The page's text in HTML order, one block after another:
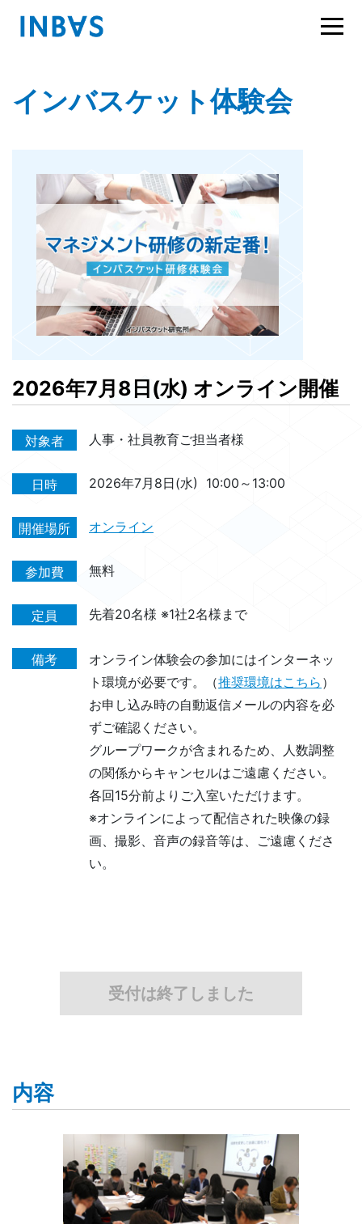
インバスケット体験会
2026年7月8日(水) オンライン開催
対象者 人事・社員教育ご担当者様
日時 2026年7月8日(水) 10:00～13:00
開催場所 オンライン
参加費 無料
定員 先着20名様 ※1社2名様まで
備考
オンライン体験会の参加にはインターネッ
ト環境が必要です。（推奨環境はこちら ）
お申し込み時の自動返信メールの内容を必
ずご確認ください。
グループワークが含まれるため、人数調整
の関係からキャンセルはご遠慮ください。
各回15分前よりご入室いただけます。
※オンラインによって配信された映像の録
画、撮影、音声の録音等は、ご遠慮くださ
い。
受付は終了しました
内容